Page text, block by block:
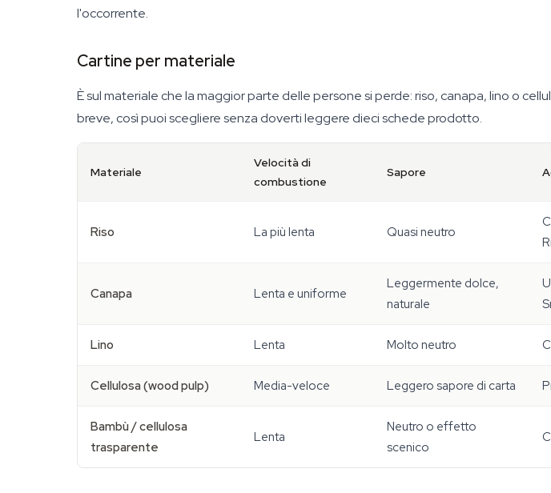
l'occorrente.
Cartine per materiale
È sul materiale che la maggior parte delle persone si perde: riso, canapa, lino o
breve, così puoi scegliere senza doverti leggere dieci schede prodotto.
Materiale
Velocità di
combustione
Sapore
Riso La più lenta Quasi neutro
Canapa Lenta e uniforme
Leggermente dolce,
naturale
Lino Lenta Molto neutro
Cellulosa (wood pulp) Media-veloce Leggero sapore di carta
Bambù / cellulosa
trasparente
Lenta
Neutro o effetto
scenico